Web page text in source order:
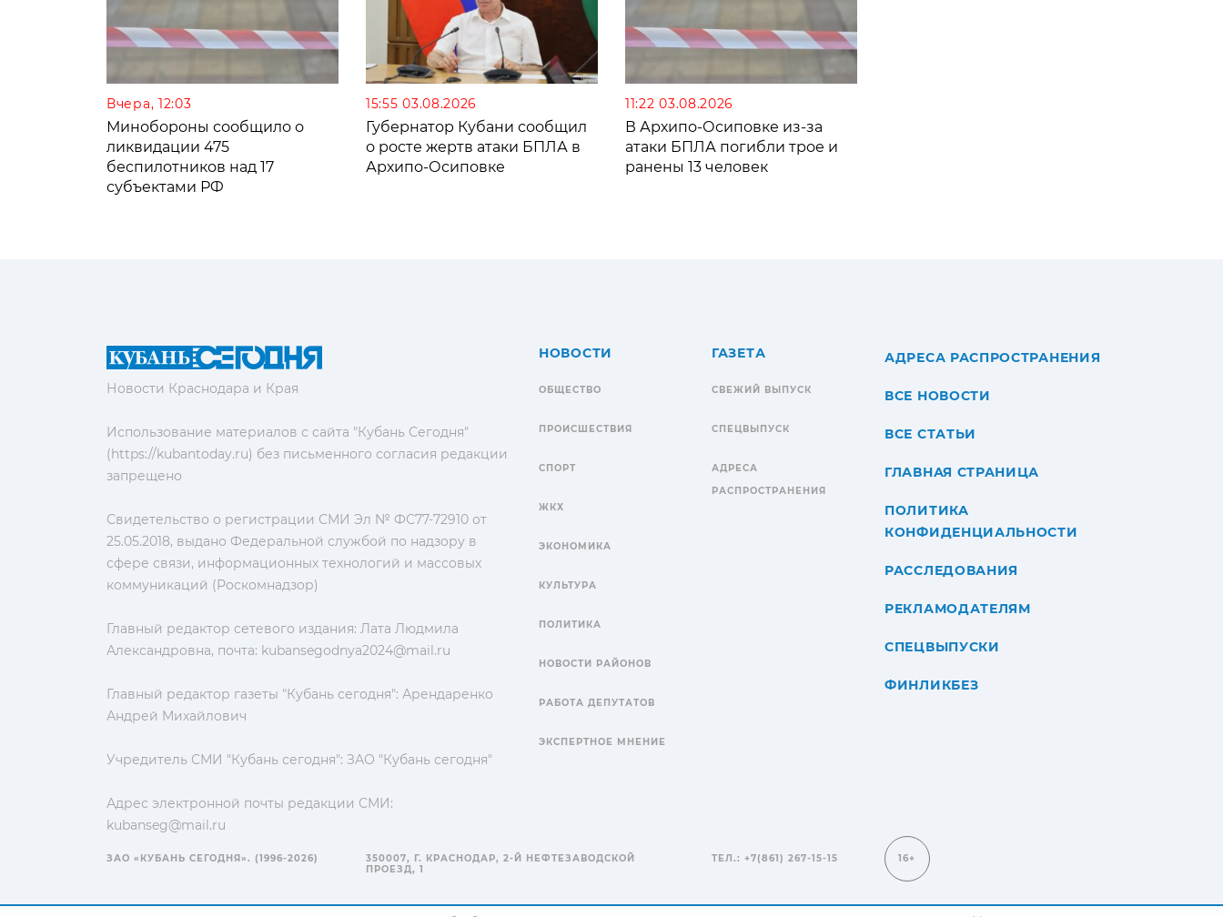
Вчера, 12:03
Минобороны сообщило о
ликвидации 475
беспилотников над 17
субъектами РФ
15:55 03.08.2026
Губернатор Кубани сообщил
о росте жертв атаки БПЛА в
Архипо-Осиповке
11:22 03.08.2026
В Архипо-Осиповке из-за
атаки БПЛА погибли трое и
ранены 13 человек
Новости Краснодара и Края
Использование материалов с сайта "Кубань Сегодня"
(https://kubantoday.ru) без письменного согласия редакции
запрещено
Свидетельство о регистрации СМИ Эл № ФС77-72910 от
25.05.2018, выдано Федеральной службой по надзору в
сфере связи, информационных технологий и массовых
коммуникаций (Роскомнадзор)
Главный редактор сетевого издания: Лата Людмила
Александровна, почта: kubansegodnya2024@mail.ru
Главный редактор газеты "Кубань сегодня": Арендаренко
Андрей Михайлович
Учредитель СМИ "Кубань сегодня": ЗАО "Кубань сегодня"
Адрес электронной почты редакции СМИ:
kubanseg@mail.ru
НОВОСТИ
ОБЩЕСТВО
ПРОИСШЕСТВИЯ
СПОРТ
ЖКХ
ЭКОНОМИКА
КУЛЬТУРА
ПОЛИТИКА
НОВОСТИ РАЙОНОВ
РАБОТА ДЕПУТАТОВ
ЭКСПЕРТНОЕ МНЕНИЕ
ГАЗЕТА
СВЕЖИЙ ВЫПУСК
СПЕЦВЫПУСК
АДРЕСА
РАСПРОСТРАНЕНИЯ
АДРЕСА РАСПРОСТРАНЕНИЯ
ВСЕ НОВОСТИ
ВСЕ СТАТЬИ
ГЛАВНАЯ СТРАНИЦА
ПОЛИТИКА
КОНФИДЕНЦИАЛЬНОСТИ
РАССЛЕДОВАНИЯ
РЕКЛАМОДАТЕЛЯМ
СПЕЦВЫПУСКИ
ФИНЛИКБЕЗ
ЗАО «КУБАНЬ СЕГОДНЯ». (1996-2026)
350007, Г. КРАСНОДАР, 2-Й НЕФТЕЗАВОДСКОЙ
ПРОЕЗД, 1
ТЕЛ.: +7(861) 267-15-15 16+